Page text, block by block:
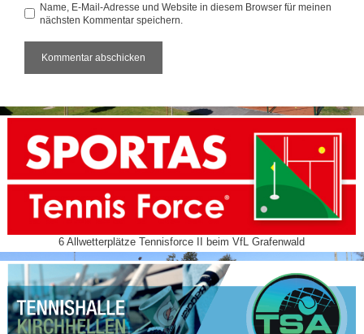
Name, E-Mail-Adresse und Website in diesem Browser für meinen
nächsten Kommentar speichern.
6 Allwetterplätze Tennisforce II beim VfL Grafenwald